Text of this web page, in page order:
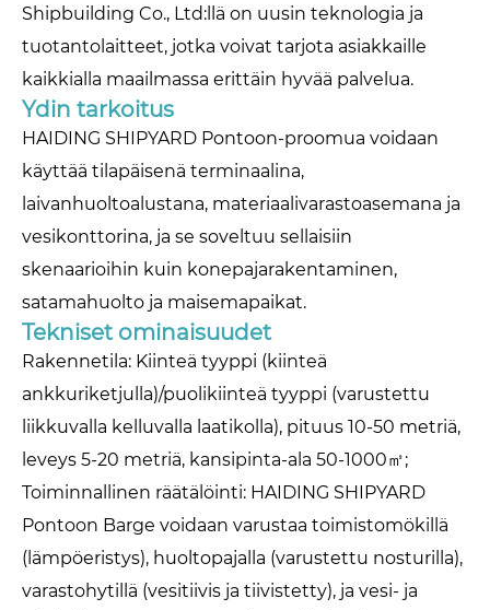
Shipbuilding Co., Ltd:llä on uusin teknologia ja
tuotantolaitteet, jotka voivat tarjota asiakkaille
kaikkialla maailmassa erittäin hyvää palvelua.
Ydin tarkoitus
HAIDING SHIPYARD Pontoon-proomua voidaan
käyttää tilapäisenä terminaalina,
laivanhuoltoalustana, materiaalivarastoasemana ja
vesikonttorina, ja se soveltuu sellaisiin
skenaarioihin kuin konepajarakentaminen,
satamahuolto ja maisemapaikat.
Tekniset ominaisuudet
Rakennetila: Kiinteä tyyppi (kiinteä
ankkuriketjulla)/puolikiinteä tyyppi (varustettu
liikkuvalla kelluvalla laatikolla), pituus 10-50 metriä,
leveys 5-20 metriä, kansipinta-ala 50-1000㎡;
Toiminnallinen räätälöinti: HAIDING SHIPYARD
Pontoon Barge voidaan varustaa toimistomökillä
(lämpöeristys), huoltopajalla (varustettu nosturilla),
varastohytillä (vesitiivis ja tiivistetty), ja vesi- ja